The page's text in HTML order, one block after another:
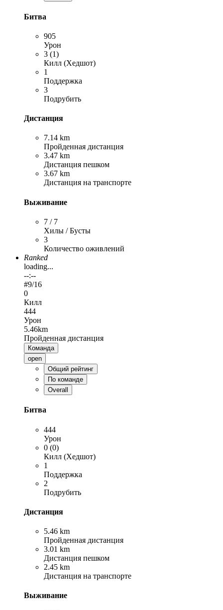
Битва
905
Урон
3 (1)
Килл (Хедшот)
1
Поддержка
3
Подрубить
Дистанция
7.14 km
Пройденная дистанция
3.47 km
Дистанция пешком
3.67 km
Дистанция на транспорте
Выживание
7 / 7
Хилы / Бусты
3
Количество оживлений
Ranked
loading...
--:--
#9/16
0
Килл
444
Урон
5.46km
Пройденная дистанция
Команда
open
Общий рейтинг
По команде
Overall
Битва
444
Урон
0 (0)
Килл (Хедшот)
1
Поддержка
2
Подрубить
Дистанция
5.46 km
Пройденная дистанция
3.01 km
Дистанция пешком
2.45 km
Дистанция на транспорте
Выживание